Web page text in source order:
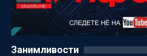
Занимливости